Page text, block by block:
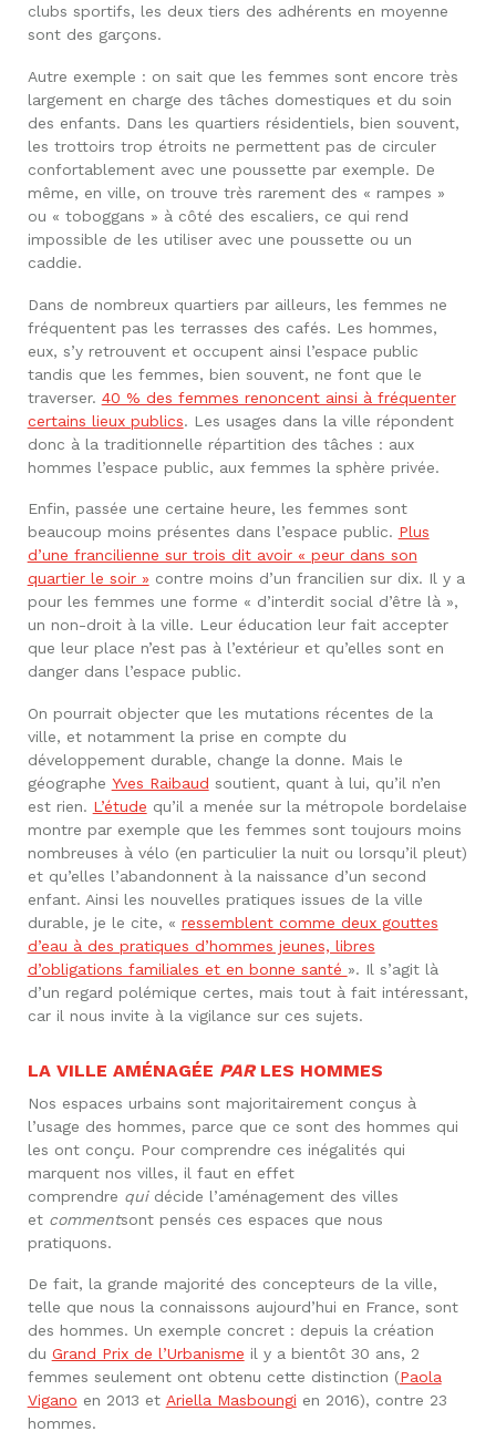
clubs sportifs, les deux tiers des adhérents en moyenne
sont des garçons.
Autre exemple : on sait que les femmes sont encore très
largement en charge des tâches domestiques et du soin
des enfants. Dans les quartiers résidentiels, bien souvent,
les trottoirs trop étroits ne permettent pas de circuler
confortablement avec une poussette par exemple. De
même, en ville, on trouve très rarement des « rampes »
ou « toboggans » à côté des escaliers, ce qui rend
impossible de les utiliser avec une poussette ou un
caddie.
Dans de nombreux quartiers par ailleurs, les femmes ne
fréquentent pas les terrasses des cafés. Les hommes,
eux, s’y retrouvent et occupent ainsi l’espace public
tandis que les femmes, bien souvent, ne font que le
traverser. 40 % des femmes renoncent ainsi à fréquenter
certains lieux publics. Les usages dans la ville répondent
donc à la traditionnelle répartition des tâches : aux
hommes l’espace public, aux femmes la sphère privée.
Enfin, passée une certaine heure, les femmes sont
beaucoup moins présentes dans l’espace public. Plus
d’une francilienne sur trois dit avoir « peur dans son
quartier le soir » contre moins d’un francilien sur dix. Il y a
pour les femmes une forme « d’interdit social d’être là »,
un non-droit à la ville. Leur éducation leur fait accepter
que leur place n’est pas à l’extérieur et qu’elles sont en
danger dans l’espace public.
On pourrait objecter que les mutations récentes de la
ville, et notamment la prise en compte du
développement durable, change la donne. Mais le
géographe Yves Raibaud soutient, quant à lui, qu’il n’en
est rien. L’étude qu’il a menée sur la métropole bordelaise
montre par exemple que les femmes sont toujours moins
nombreuses à vélo (en particulier la nuit ou lorsqu’il pleut)
et qu’elles l’abandonnent à la naissance d’un second
enfant. Ainsi les nouvelles pratiques issues de la ville
durable, je le cite, « ressemblent comme deux gouttes
d’eau à des pratiques d’hommes jeunes, libres
d’obligations familiales et en bonne santé ». Il s’agit là
d’un regard polémique certes, mais tout à fait intéressant,
car il nous invite à la vigilance sur ces sujets.
LA VILLE AMÉNAGÉE PAR LES HOMMES
Nos espaces urbains sont majoritairement conçus à
l’usage des hommes, parce que ce sont des hommes qui
les ont conçu. Pour comprendre ces inégalités qui
marquent nos villes, il faut en effet
comprendre quidécide l’aménagement des villes
et commentsont pensés ces espaces que nous
pratiquons.
De fait, la grande majorité des concepteurs de la ville,
telle que nous la connaissons aujourd’hui en France, sont
des hommes. Un exemple concret : depuis la création
du Grand Prix de l’Urbanisme il y a bientôt 30 ans, 2
femmes seulement ont obtenu cette distinction (Paola
Vigano en 2013 et Ariella Masboungi en 2016), contre 23
hommes.